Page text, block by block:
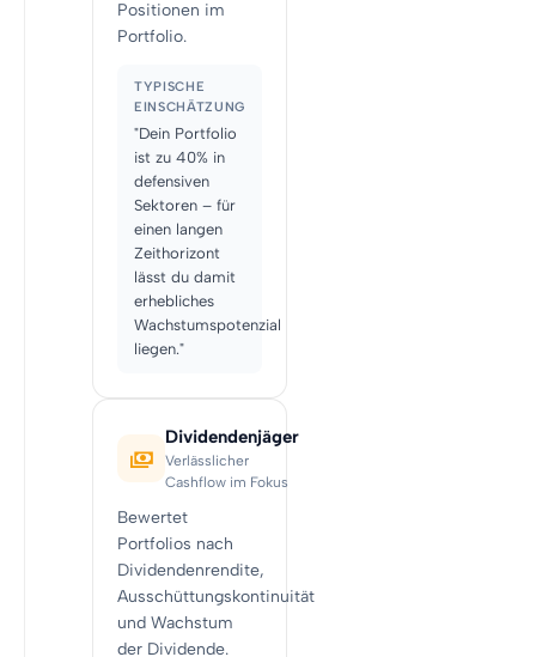
Positionen im
Portfolio.
TYPISCHE
EINSCHÄTZUNG
"Dein Portfolio
ist zu 40% in
defensiven
Sektoren – für
einen langen
Zeithorizont
lässt du damit
erhebliches
Wachstumspotenzial
liegen."
Dividendenjäger
Verlässlicher
Cashflow im Fokus
Bewertet
Portfolios nach
Dividendenrendite,
Ausschüttungskontinuität
und Wachstum
der Dividende.